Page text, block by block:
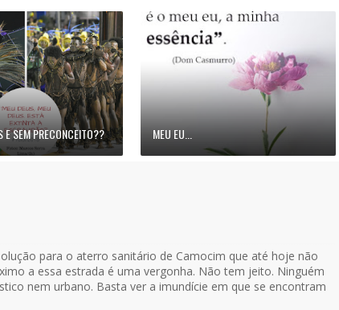
E SEM PRECONCEITO?? MEU EU...
para o aterro sanitário de Camocim que até hoje não
a essa estrada é uma vergonha. Não tem jeito. Ninguém
nem urbano. Basta ver a imundície em que se encontram